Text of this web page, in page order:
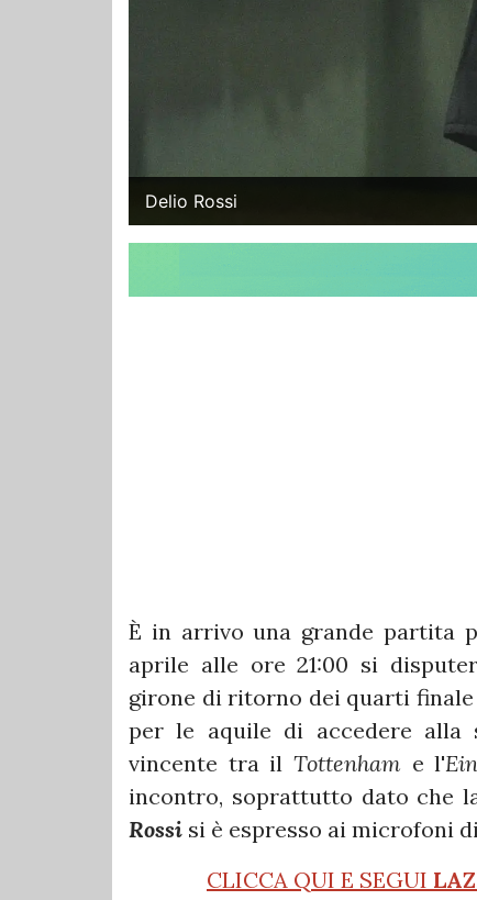
Delio Rossi
È in arrivo una grande partita
aprile alle ore 21:00 si
girone di ritorno dei quarti finale
per le aquile di accedere alla
vincente tra il Tottenham e l'
incontro, soprattutto dato che
Rossi si è espresso ai microfoni di
CLICCA QUI E SEGUI